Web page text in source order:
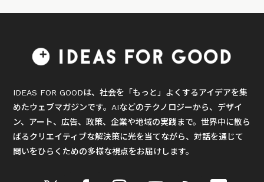
IDEAS FOR GOODは、社会を「もっと」よくするアイデアを集
めたウェブマガジンです。AIなどのテクノロジーから、デザイ
ン、アート、広告、政策、企業や地域の実践まで。世界中に散ら
ばるクリエイティブな解決策に光を当てながら、対話を通じて
問いをひらくための多様な視点をお届けします。